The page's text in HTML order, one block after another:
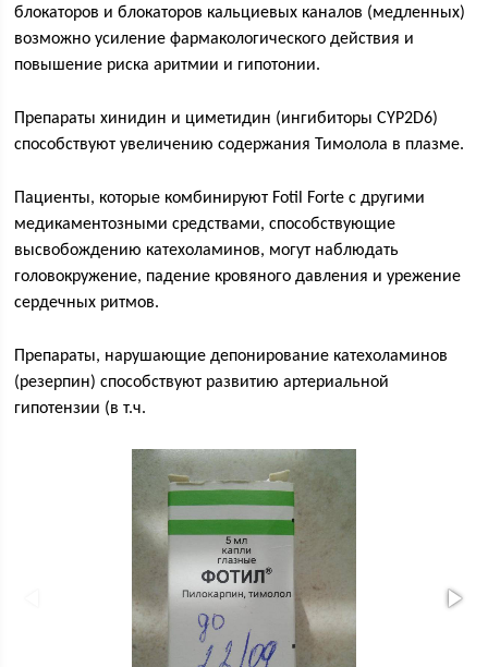
блокаторов и блокаторов кальциевых каналов (медленных)
возможно усиление фармакологического действия и
повышение риска аритмии и гипотонии.
Препараты хинидин и циметидин (ингибиторы CYP2D6)
способствуют увеличению содержания Тимолола в плазме.
Пациенты, которые комбинируют Fotil Forte с другими
медикаментозными средствами, способствующие
высвобождению катехоламинов, могут наблюдать
головокружение, падение кровяного давления и урежение
сердечных ритмов.
Препараты, нарушающие депонирование катехоламинов
(резерпин) способствуют развитию артериальной
гипотензии (в т.ч.